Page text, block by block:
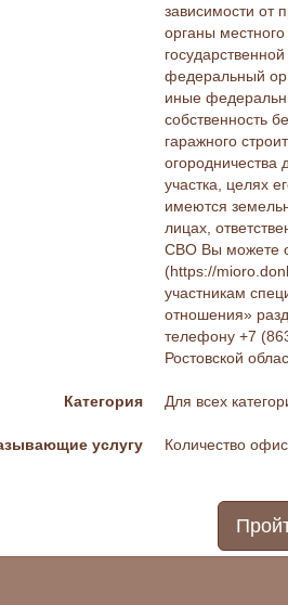
зависимости от
органы
федеральный
иные
собственность
гаражного
участка, целях
имеются
лицах,
СВО Вы можете
(https://
участникам
отношения»
телефону +7
Ростовской
Категория Для всех
услугу Количество